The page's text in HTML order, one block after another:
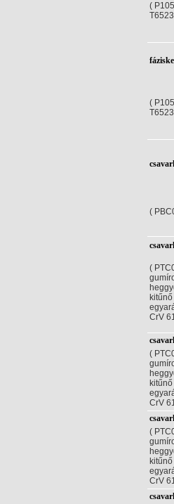
(
(
(
(
CrV
(
CrV
(
CrV